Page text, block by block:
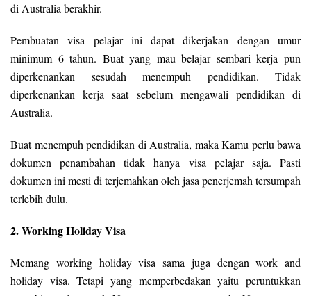
di Australia berakhir.
Pembuatan visa pelajar ini dapat dikerjakan dengan umur
minimum 6 tahun. Buat yang mau belajar sembari kerja pun
diperkenankan sesudah menempuh pendidikan. Tidak
diperkenankan kerja saat sebelum mengawali pendidikan di
Australia.
Buat menempuh pendidikan di Australia, maka Kamu perlu bawa
dokumen penambahan tidak hanya visa pelajar saja. Pasti
dokumen ini mesti di terjemahkan oleh jasa penerjemah tersumpah
terlebih dulu.
2. Working Holiday Visa
Memang working holiday visa sama juga dengan work and
holiday visa. Tetapi yang memperbedakan yaitu peruntukkan